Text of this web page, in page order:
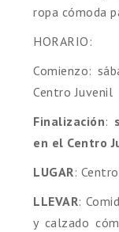
ropa cómoda
HORARIO :
Comienzo:
CentroJuvenil
Finalización:
en el Centro
LUGAR:
LLEVAR:
y calzado